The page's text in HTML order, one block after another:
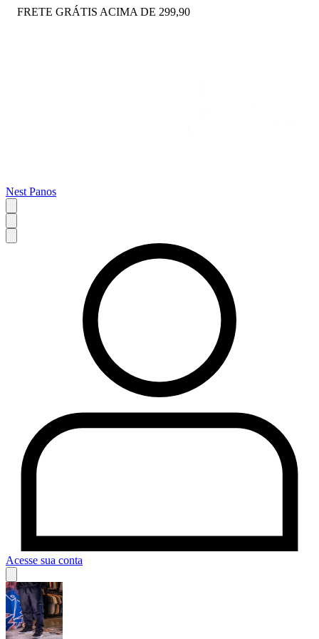
FRETE GRÁTIS ACIMA DE 299,90
Nest Panos
Acesse sua conta